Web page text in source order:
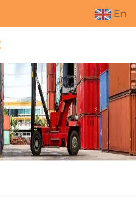
En
စျေးနှုန်းကောက်ယူရန်